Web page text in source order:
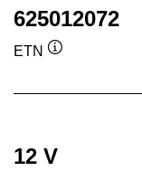
625012072
ETN
12 V